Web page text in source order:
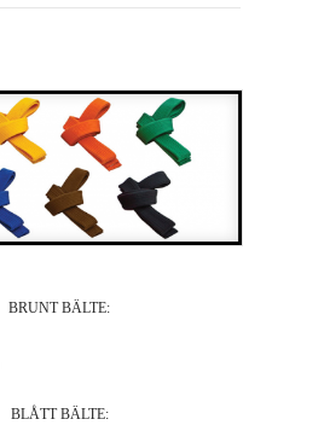
BRUNT BÄLTE:
BLÅTT BÄLTE: